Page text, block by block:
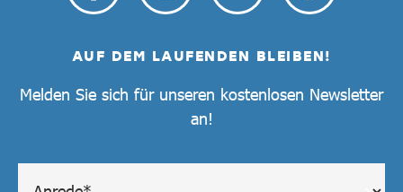
AUF DEM LAUFENDEN BLEIBEN!
Melden Sie sich für unseren kostenlosen Newsletter
an!